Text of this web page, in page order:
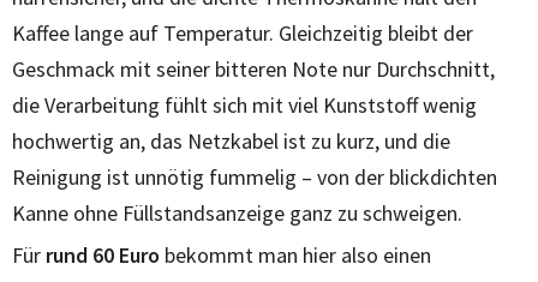
Kaffee lange auf Temperatur. Gleichzeitig bleibt der
Geschmack mit seiner bitteren Note nur Durchschnitt,
die Verarbeitung fühlt sich mit viel Kunststoff wenig
hochwertig an, das Netzkabel ist zu kurz, und die
Reinigung ist unnötig fummelig – von der blickdichten
Kanne ohne Füllstandsanzeige ganz zu schweigen.
Für rund 60 Euro bekommt man hier also einen